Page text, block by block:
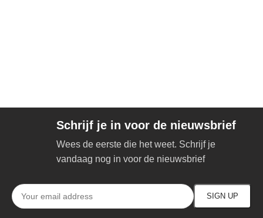
Schrijf je in voor de nieuwsbrief
Wees de eerste die het weet. Schrijf je
vandaag nog in voor de nieuwsbrief